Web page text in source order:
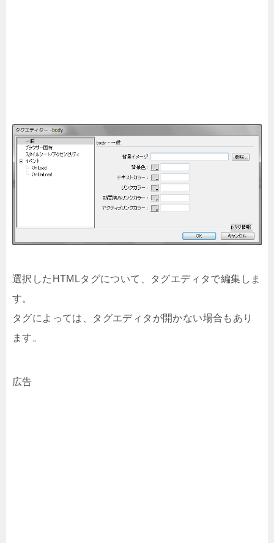
選択したHTMLタグについて、タグエディタで編集しま
す。
タグによっては、タグエディタが開かない場合もあり
ます。
広告